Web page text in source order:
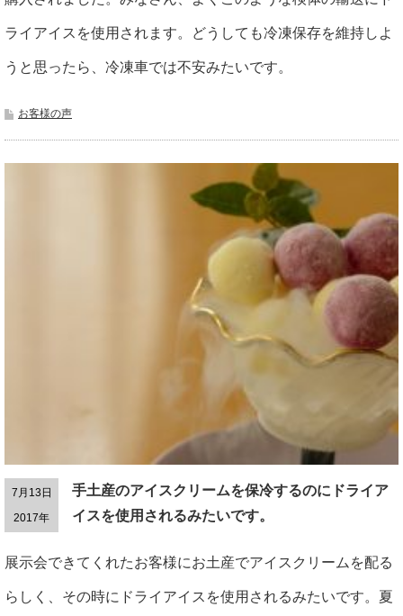
ライアイスを使用されます。どうしても冷凍保存を維持しよ
うと思ったら、冷凍車では不安みたいです。
お客様の声
7月13日
2017年
手土産のアイスクリームを保冷するのにドライア
イスを使用されるみたいです。
展示会できてくれたお客様にお土産でアイスクリームを配る
らしく、その時にドライアイスを使用されるみたいです。夏